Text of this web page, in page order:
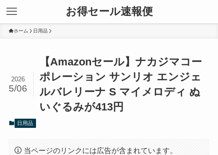
お得セール速報便
ホーム 日用品
【Amazonセール】ナカジマコー
ポレーション サンリオ エンジェ
ルバレリーナ S マイメロディ ぬ
いぐるみが413円
2026
5/06
日用品
当ページのリンクには広告が含まれています。